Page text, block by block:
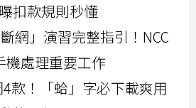
扣款規則秒懂
網」演習完整指引！NCC
機處理重要工作
款！「蛤」字必下載爽用